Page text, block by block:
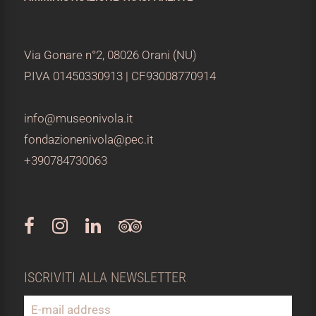
Via Gonare n°2, 08026 Orani (NU)
P.IVA 01450330913 | CF93008770914
info@museonivola.it
fondazionenivola@pec.it
+390784730063
ISCRIVITI ALLA NEWSLETTER